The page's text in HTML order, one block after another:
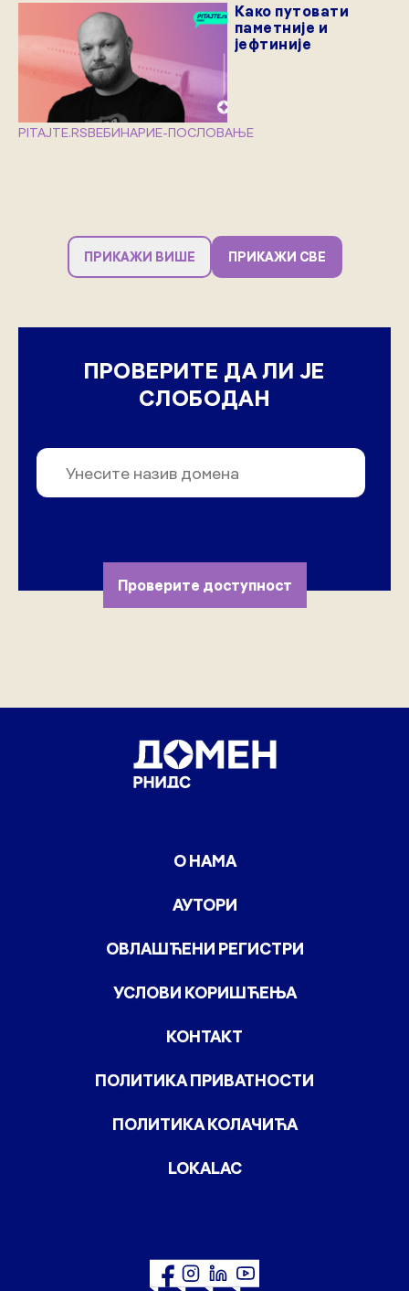
Како путовати
паметније и
јефтиније
PITAJTE.RSВЕБИНАРИЕ-ПОСЛОВАЊЕ
ПРИКАЖИ ВИШЕ ПРИКАЖИ СВЕ
ПРОВЕРИТЕ ДА ЛИ ЈЕ
СЛОБОДАН
Проверите доступност
О НАМА
АУТОРИ
ОВЛАШЋЕНИ РЕГИСТРИ
УСЛОВИ КОРИШЋЕЊА
КОНТАКТ
ПОЛИТИКА ПРИВАТНОСТИ
ПОЛИТИКА КОЛАЧИЋА
LOKALAC